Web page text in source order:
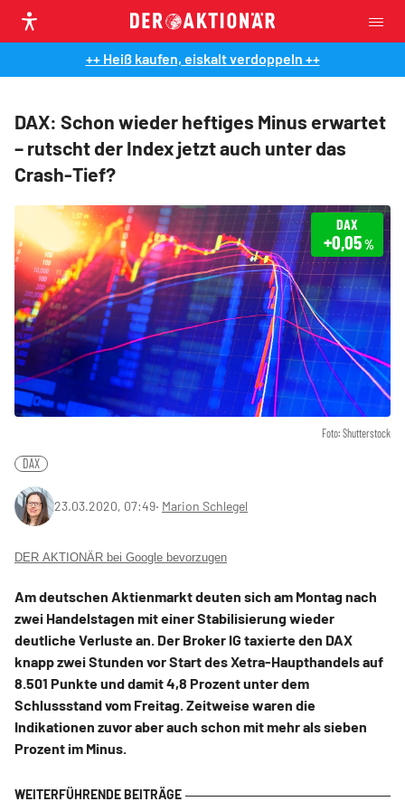
++ Heiß kaufen, eiskalt verdoppeln ++
DAX: Schon wieder heftiges Minus erwartet
– rutscht der Index jetzt auch unter das
Crash-Tief?
Foto: Shutterstock
DAX
+0,05%
DAX
23.03.2020, 07:49‧ Marion Schlegel
DER AKTIONÄR bei Google bevorzugen
Am deutschen Aktienmarkt deuten sich am Montag nach
zwei Handelstagen mit einer Stabilisierung wieder
deutliche Verluste an. Der Broker IG taxierte den DAX
knapp zwei Stunden vor Start des Xetra-Haupthandels auf
8.501 Punkte und damit 4,8 Prozent unter dem
Schlussstand vom Freitag. Zeitweise waren die
Indikationen zuvor aber auch schon mit mehr als sieben
Prozent im Minus.